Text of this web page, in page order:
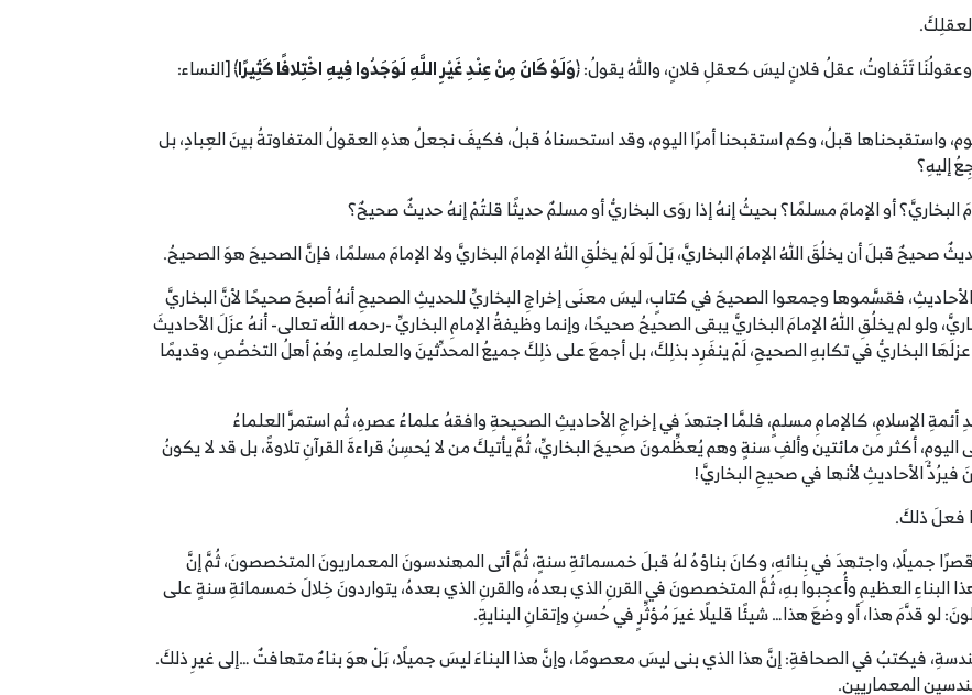
تَتَفاوتُ، عقلُ فلانٍ ليسَ كعقلِ فلانٍ، واللهُ يقولُ: ﴿وَلَوْ كَانَ مِنْ عِنْدِ غَيْرِ اللَّهِ لَوَجَدُوا فِيهِ اخْتِلافًا كَثِيرًا﴾ [النساء:
واستقبحناها قبلُ، وكم استقبحنا أمرًا اليوم، وقد استحسناهُ قبلُ، فكيفَ نجعلُ هذهِ العقولُ المتفاوتةُ بينَ العِبادِ، بل
إليهِ؟
أو الإمامَ مسلمًا؟ بحيثُ إنهُ إذا روَى البخاريُّ أو مسلمٌ حديثًا قلتُمْ إنهُ حديثٌ صحيحٌ؟
قبلَ أن يخلُقَ اللهُ الإمامَ البخاريَّ، بَلْ لَو لَمْ يخلُقِ اللهُ الإمامَ البخاريَّ ولا الإمامَ مسلمًا، فإنَّ الصحيحَ هوَ الصحيحُ.
فقسَّموها وجمعوا الصحيحَ في كتابٍ، ليسَ معنَى إخراجِ البخاريِّ للحديثِ الصحيحِ أنهُ أصبحَ صحيحًا لأنَّ البخاريَّ
ولو لم يخلُقِ اللهُ الإمامَ البخاريَّ يبقى الصحيحُ صحيحًا، وإنما وظيفةُ الإمامِ البخاريِّ -رحمه الله تعالى- أنهُ عزَلَ الأحاديثَ
البخاريُّ في تكابهِ الصحيحِ، لَمْ ينفَرِد بذلِكَ، بل أجمعَ على ذلِكَ جميعُ المحدِّثينَ والعلماءِ، وهُمْ أهلُ التخصُّصِ، وقديمًا
أئمةِ الإسلامِ، كالإمامِ مسلمٍ، فلمَّا اجتهدَ في إخراجِ الأحاديثِ الصحيحةِ وافقهُ علماءُ عصرهِ، ثُم استمرَّ العلماءُ
أكثر من مائتين وألفِ سنةٍ وهم يُعظِّمونَ صحيحَ البخاريِّ، ثُمَّ يأتيكَ من لا يُحسِنُ قراءةَ القرآنِ تلاوةً، بل قد لا يكونُ
الأحاديثِ لأنها في صحيحِ البخاريَّ!
فعلَ ذلكَ.
جميلًا، واجتهدَ في بِنائهِ، وكانَ بناؤهُ لهُ قبلَ خمسمائةِ سنةٍ، ثُمَّ أتى المهندسونَ المعماريونَ المتخصصونَ، ثُمَّ إنَّ
البناءِ العظيمِ وأُعجِبوا بهِ، ثُمَّ المتخصصونَ في القرنِ الذي بعدهُ، والقرنِ الذي بعدهُ، يتواردونَ خِلالَ خمسمائةِ سنةٍ على
لو قدَّمَ هذا، أو وضعَ هذا… شيئًا قليلًا غيرَ مُؤثِّرٍ في حُسنِ وإتقانِ البنايةِ.
فيكتبُ في الصحافةِ: إنَّ هذا الذي بنى ليسَ معصومًا، وإنَّ هذا البناءَ ليسَ جميلًا، بَلْ هوَ بناءٌ متهافتٌ …إلى غيرِ ذلكَ.
المعماريين.